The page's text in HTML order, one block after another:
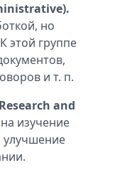
но
этой группе
и т. п.
and
изучение
улучшение